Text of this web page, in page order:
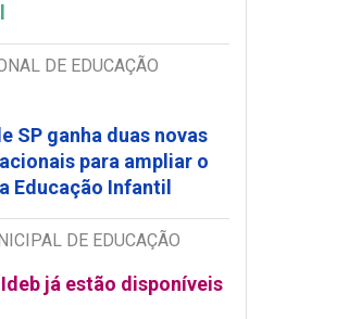
DE EDUCAÇÃO
SP ganha duas novas
para ampliar o
Educação Infantil
DE EDUCAÇÃO
já estão disponíveis